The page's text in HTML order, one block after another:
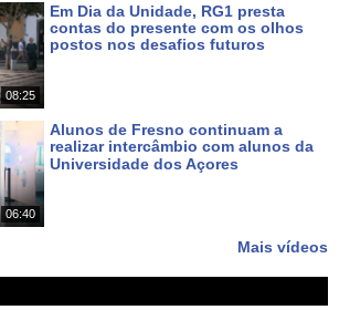
08:25
Em Dia da Unidade, RG1 presta
contas do presente com os olhos
postos nos desafios futuros
06:40
Alunos de Fresno continuam a
realizar intercâmbio com alunos da
Universidade dos Açores
Mais vídeos